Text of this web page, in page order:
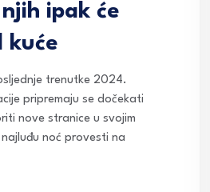
ipak će
kuće
trenutke 2024.
pripremaju se dočekati
nove stranice u svojim
noć provesti na